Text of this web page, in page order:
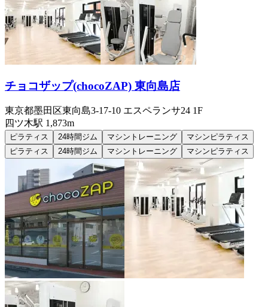
チョコザップ(chocoZAP) 東向島店
東京都墨田区東向島3-17-10 エスペランサ24 1F
四ツ木駅 1,873m
ピラティス 24時間ジム マシントレーニング
マシンピラティス
ピラティス
24時間ジム マシントレーニング マシンピラティス